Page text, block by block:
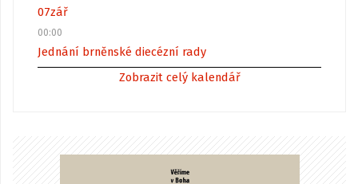
07zář
00:00
Jednání brněnské diecézní rady
Zobrazit celý kalendář